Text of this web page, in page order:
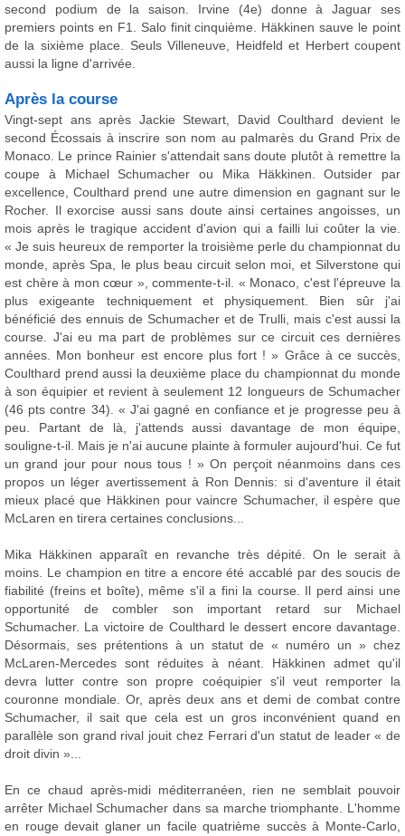
second podium de la saison. Irvine (4e) donne à Jaguar ses
premiers points en F1. Salo finit cinquième. Häkkinen sauve le point
de la sixième place. Seuls Villeneuve, Heidfeld et Herbert coupent
aussi la ligne d'arrivée.
Après la course
Vingt-sept ans après Jackie Stewart, David Coulthard devient le
second Écossais à inscrire son nom au palmarès du Grand Prix de
Monaco. Le prince Rainier s'attendait sans doute plutôt à remettre la
coupe à Michael Schumacher ou Mika Häkkinen. Outsider par
excellence, Coulthard prend une autre dimension en gagnant sur le
Rocher. Il exorcise aussi sans doute ainsi certaines angoisses, un
mois après le tragique accident d'avion qui a failli lui coûter la vie.
« Je suis heureux de remporter la troisième perle du championnat du
monde, après Spa, le plus beau circuit selon moi, et Silverstone qui
est chère à mon cœur », commente-t-il. « Monaco, c'est l'épreuve la
plus exigeante techniquement et physiquement. Bien sûr j'ai
bénéficié des ennuis de Schumacher et de Trulli, mais c'est aussi la
course. J'ai eu ma part de problèmes sur ce circuit ces dernières
années. Mon bonheur est encore plus fort ! » Grâce à ce succès,
Coulthard prend aussi la deuxième place du championnat du monde
à son équipier et revient à seulement 12 longueurs de Schumacher
(46 pts contre 34). « J'ai gagné en confiance et je progresse peu à
peu. Partant de là, j'attends aussi davantage de mon équipe,
souligne-t-il. Mais je n'ai aucune plainte à formuler aujourd'hui. Ce fut
un grand jour pour nous tous ! » On perçoit néanmoins dans ces
propos un léger avertissement à Ron Dennis: si d'aventure il était
mieux placé que Häkkinen pour vaincre Schumacher, il espère que
McLaren en tirera certaines conclusions...
Mika Häkkinen apparaît en revanche très dépité. On le serait à
moins. Le champion en titre a encore été accablé par des soucis de
fiabilité (freins et boîte), même s'il a fini la course. Il perd ainsi une
opportunité de combler son important retard sur Michael
Schumacher. La victoire de Coulthard le dessert encore davantage.
Désormais, ses prétentions à un statut de « numéro un » chez
McLaren-Mercedes sont réduites à néant. Häkkinen admet qu'il
devra lutter contre son propre coéquipier s'il veut remporter la
couronne mondiale. Or, après deux ans et demi de combat contre
Schumacher, il sait que cela est un gros inconvénient quand en
parallèle son grand rival jouit chez Ferrari d'un statut de leader « de
droit divin »...
En ce chaud après-midi méditerranéen, rien ne semblait pouvoir
arrêter Michael Schumacher dans sa marche triomphante. L'homme
en rouge devait glaner un facile quatrième succès à Monte-Carlo,